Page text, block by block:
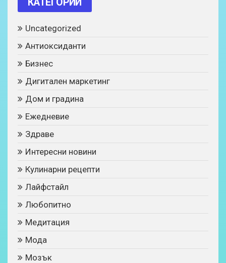
Uncategorized
Антиоксиданти
Бизнес
Дигитален маркетинг
Дом и градина
Ежедневие
Здраве
Интересни новини
Кулинарни рецепти
Лайфстайл
Любопитно
Медитация
Мода
Мозък